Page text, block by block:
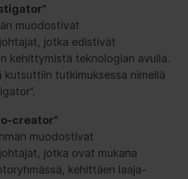
muodostivat
jotka edistivät
kehittymistä teknologian avulla.
kutsuttiin tutkimuksessa nimellä
creator”
muodostivat
jotka ovat mukana
kehittäen laaja-